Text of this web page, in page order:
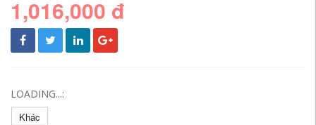
1,016,000 đ
LOADING...:
Khác